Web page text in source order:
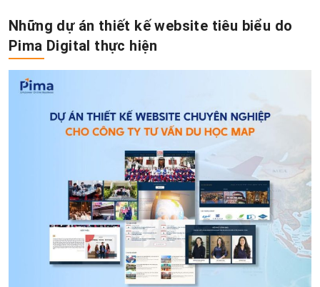
Những dự án thiết kế website tiêu biểu do
Pima Digital thực hiện